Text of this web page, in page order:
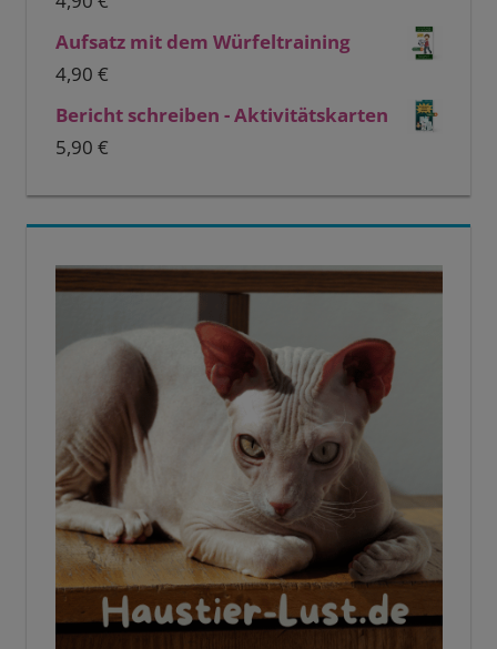
Aufsatz mit dem Würfeltraining
4,90 €
Bericht schreiben - Aktivitätskarten
5,90 €